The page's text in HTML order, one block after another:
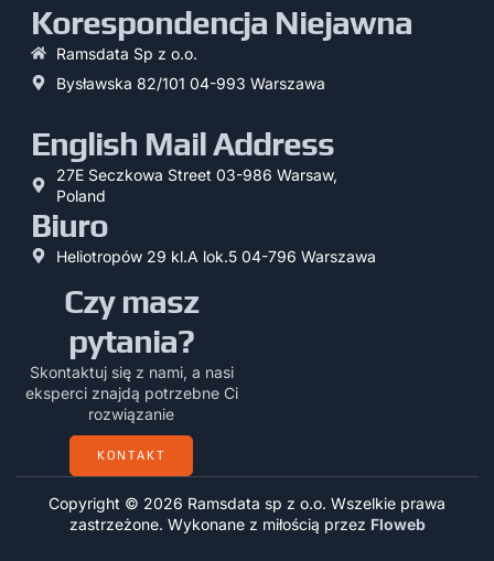
Korespondencja Niejawna
Ramsdata Sp z o.o.
Bysławska 82/101 04-993 Warszawa
English Mail Address
27E Seczkowa Street 03-986 Warsaw,
Poland
Biuro
Heliotropów 29 kl.A lok.5 04-796 Warszawa
Czy masz
pytania?
Skontaktuj się z nami, a nasi
eksperci znajdą potrzebne Ci
rozwiązanie
KONTAKT
Copyright © 2026 Ramsdata sp z o.o. Wszelkie prawa
zastrzeżone. Wykonane z miłością przez Floweb